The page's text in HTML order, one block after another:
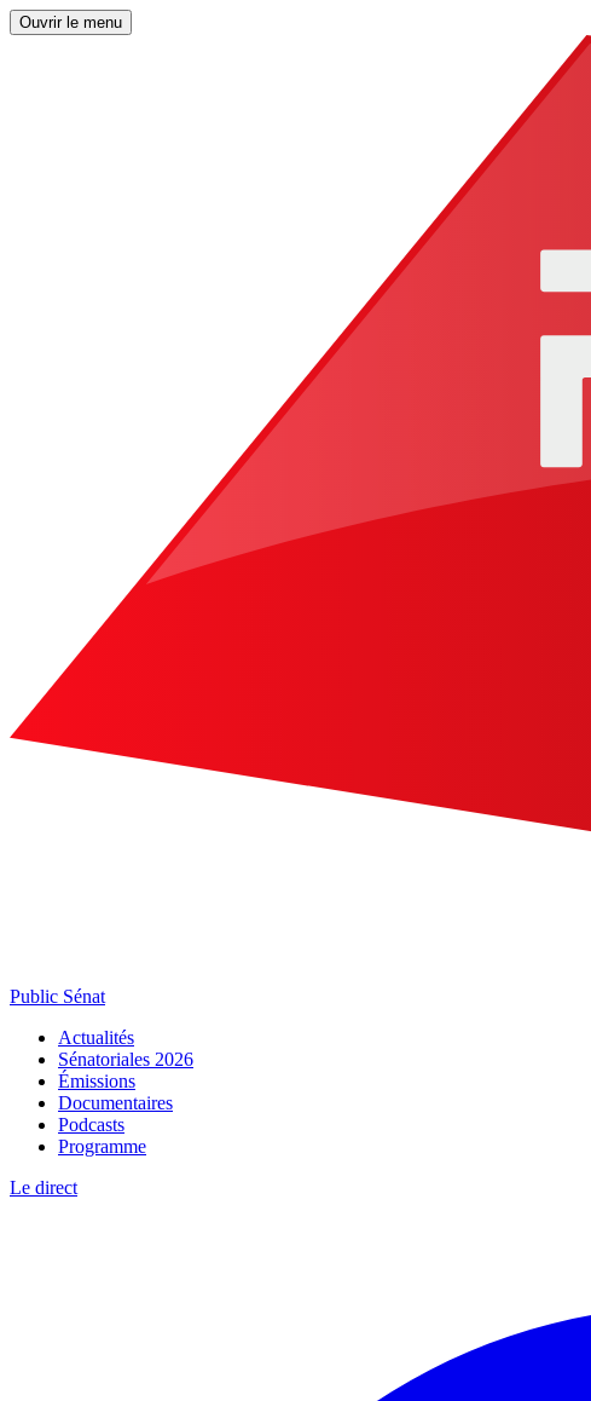
Ouvrir le menu
Public Sénat
Actualités
Sénatoriales 2026
Émissions
Documentaires
Podcasts
Programme
Le direct